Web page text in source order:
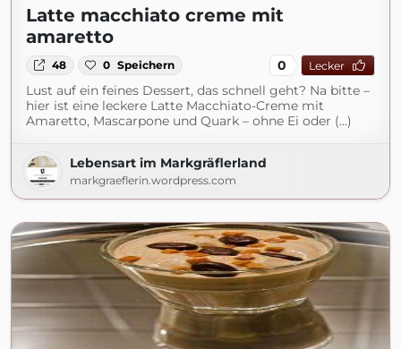
Latte macchiato creme mit
amaretto
48 0 Speichern 0 Lecker
Lust auf ein feines Dessert, das schnell geht? Na bitte –
hier ist eine leckere Latte Macchiato-Creme mit
Amaretto, Mascarpone und Quark – ohne Ei oder (...)
Lebensart im Markgräflerland
markgraeflerin.wordpress.com